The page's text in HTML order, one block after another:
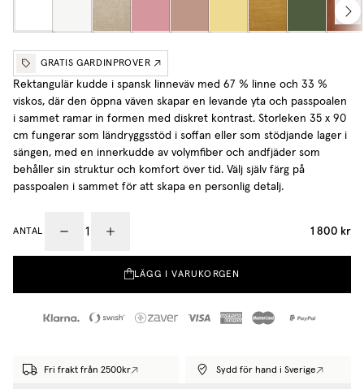
GRATIS GARDINPROVER
Rektangulär kudde i spansk linneväv med 67 % linne och 33 %
viskos, där den öppna väven skapar en levande yta och passpoalen
i sammet ramar in formen med diskret kontrast. Storleken 35 x 90
cm fungerar som ländryggsstöd i soffan eller som stödjande lager i
sängen, med en innerkudde av volymfiber och andfjäder som
behåller sin struktur och komfort över tid. Välj själv färg på
passpoalen i sammet för att skapa en personlig detalj.
ANTAL 1 800 kr
LÄGG I VARUKORGEN
Fri frakt från 2500kr Sydd för hand i Sverige